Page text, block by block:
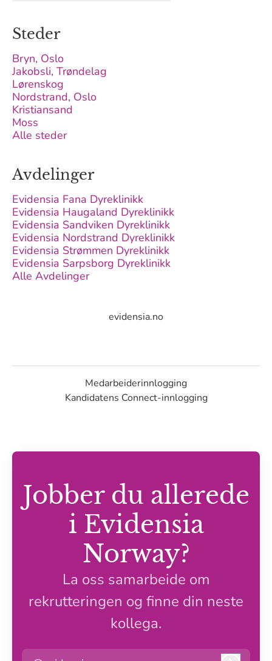
Steder
Bryn, Oslo
Jakobsli, Trøndelag
Lørenskog
Nordstrand, Oslo
Kristiansand
Moss
Alle steder
Avdelinger
Evidensia Fana Dyreklinikk
Evidensia Haugaland Dyreklinikk
Evidensia Sandviken Dyreklinikk
Evidensia Nordstrand Dyreklinikk
Evidensia Strømmen Dyreklinikk
Evidensia Sarpsborg Dyreklinikk
Alle Avdelinger
evidensia.no
Medarbeiderinnlogging
Kandidatens Connect-innlogging
Jobber du allerede
i Evidensia
Norway?
La oss samarbeide om
rekrutteringen og finne din neste
kollega.